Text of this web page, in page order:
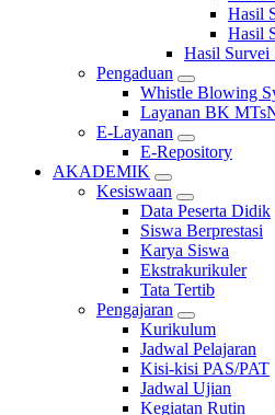
Hasil
Hasil
Hasil
Pengaduan
Whistle Blowing
Layanan BK
E-Layanan
E-Repository
AKADEMIK
Kesiswaan
Data Peserta Didik
Siswa Berprestasi
Karya Siswa
Ekstrakurikuler
Tata Tertib
Pengajaran
Kurikulum
Jadwal Pelajaran
Kisi-kisi PAS/PAT
Jadwal Ujian
Kegiatan Rutin